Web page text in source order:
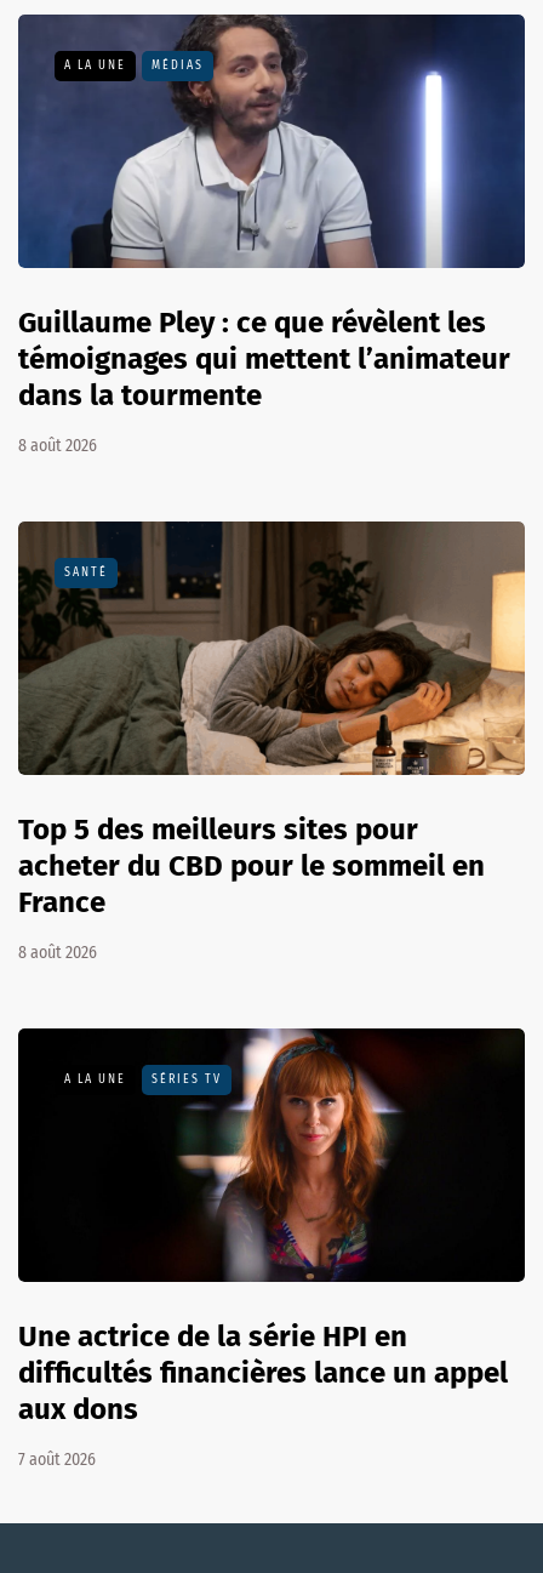
A LA UNE MÉDIAS
Guillaume Pley : ce que révèlent les
témoignages qui mettent l’animateur
dans la tourmente
8 août 2026
SANTÉ
Top 5 des meilleurs sites pour
acheter du CBD pour le sommeil en
France
8 août 2026
A LA UNE SÉRIES TV
Une actrice de la série HPI en
difficultés financières lance un appel
aux dons
7 août 2026